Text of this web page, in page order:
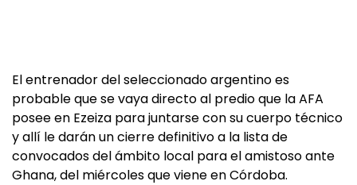
El entrenador del seleccionado argentino es
probable que se vaya directo al predio que la AFA
posee en Ezeiza para juntarse con su cuerpo técnico
y allí le darán un cierre definitivo a la lista de
convocados del ámbito local para el amistoso ante
Ghana, del miércoles que viene en Córdoba.